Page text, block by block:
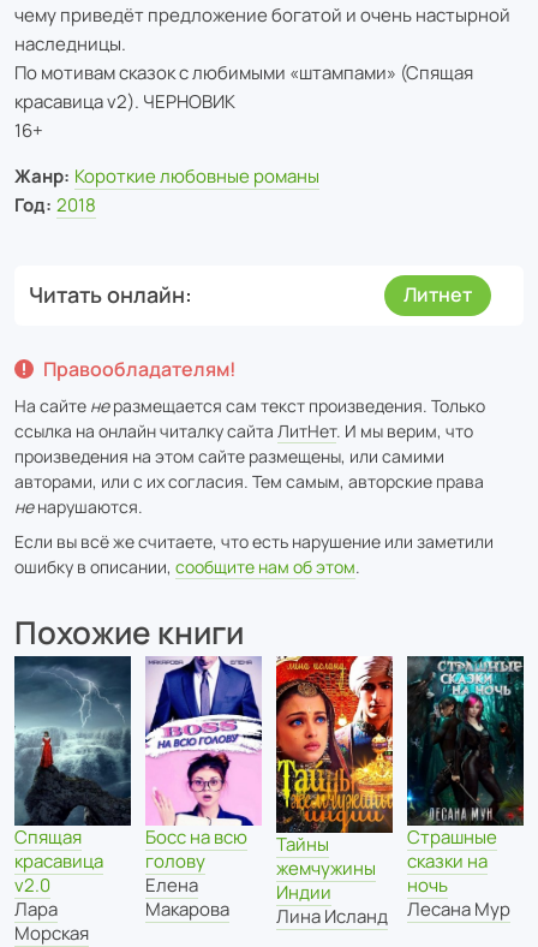
чему приведёт предложение богатой и очень настырной
наследницы.
По мотивам сказок с любимыми «штампами» (Спящая
красавица v2). ЧЕРНОВИК
16+
Жанр: Короткие любовные романы
Год: 2018
Читать онлайн Литнет
Правообладателям!
На сайте неразмещается сам текст произведения. Только
ссылка на онлайн читалку сайта ЛитНет. И мы верим, что
произведения на этом сайте размещены, или самими
авторами, или с их согласия. Тем самым, авторские права
ненарушаются.
Если вы всё же считаете, что есть нарушение или заметили
ошибку в описании, сообщите нам об этом.
Похожие книги
Спящая
красавица
v2.0
Лара
Морская
Босс на всю
голову
Елена
Макарова
Тайны
жемчужины
Индии
Лина Исланд
Страшные
сказки на
ночь
Лесана Мур